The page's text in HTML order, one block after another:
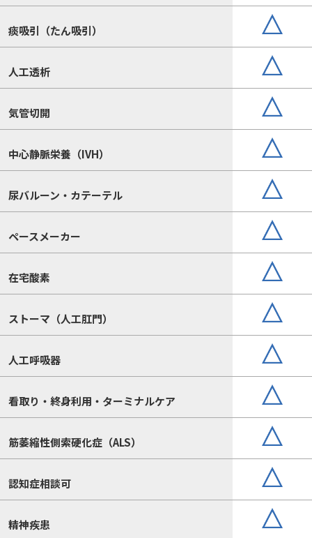
痰吸引（たん吸引）
人工透析
気管切開
中心静脈栄養（IVH）
尿バルーン・カテーテル
ペースメーカー
在宅酸素
ストーマ（人工肛門）
人工呼吸器
看取り・終身利用・ターミナルケア
筋萎縮性側索硬化症（ALS）
認知症相談可
精神疾患